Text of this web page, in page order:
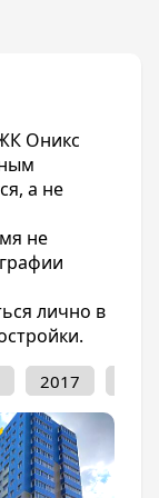
и для
Дорога
15 минут.
развитую
имеется
№98;
№105,
Оникс
а не
не
лично в
2017